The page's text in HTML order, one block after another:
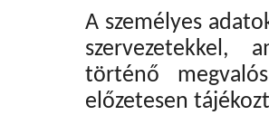
A személyes
szervezetekkel,
történő
előzetesen